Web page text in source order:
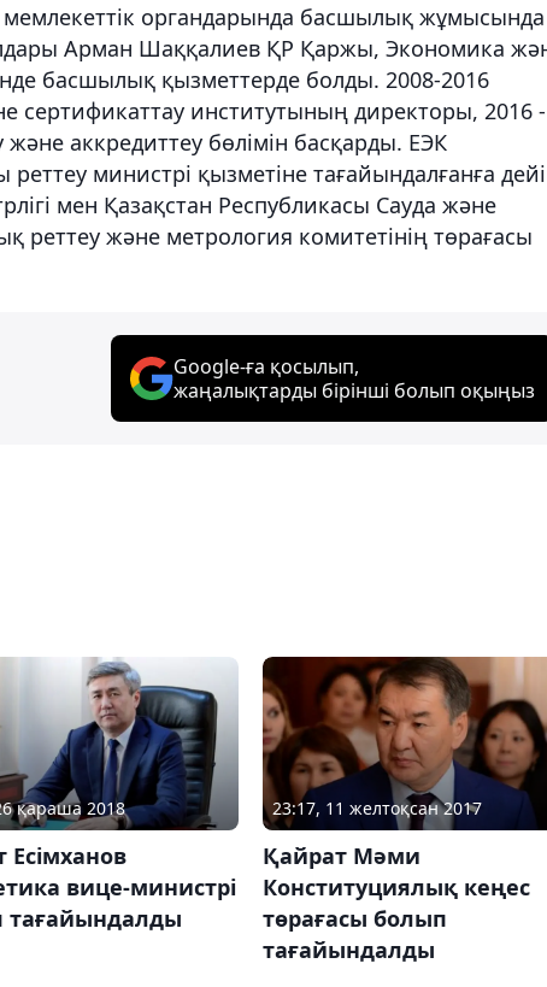
органдарында басшылық жұмысында
Арман Шаққалиев ҚР Қаржы, Экономика
басшылық қызметтерде болды. 2008-2016
сертификаттау институтының директоры, 2016 -
аккредиттеу бөлімін басқарды. ЕЭК
министрі қызметіне тағайындалғанға
мен Қазақстан Республикасы Сауда және
реттеу және метрология комитетінің төрағасы
Google-ға қосылып,
жаңалықтарды бірінші болып оқыңыз
қараша 2018
Есімханов
вице-министрі
тағайындалды
23:17, 11 желтоқсан 2017
Қайрат Мәми
Конституциялық кеңес
төрағасы болып
тағайындалды